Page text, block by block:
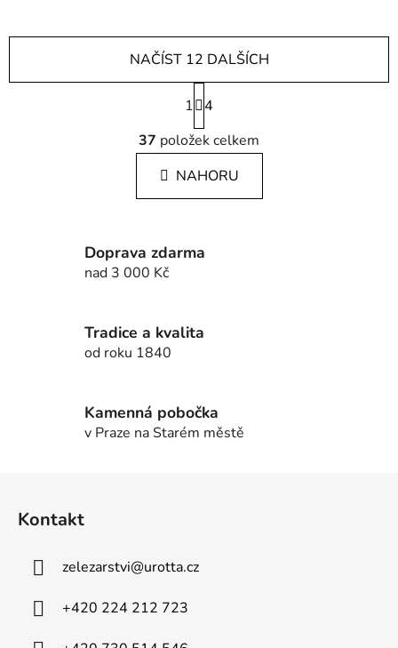
O
v
l
á
d
í
k
ý
p
i
NAČÍST 12 DALŠÍCH
S
t
r
á
n
k
í
1 4
37 položek celkem
NAHORU
Doprava zdarma
nad 3 000 Kč
Tradice a kvalita
od roku 1840
Kamenná pobočka
v Praze na Starém městě
Kontakt
zelezarstvi@urotta.cz
+420 224 212 723